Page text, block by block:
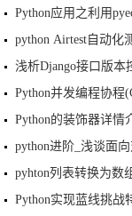
Python应用之利用
python Airtest自动化
浅析Django接口版本
Python的装饰器详情
python进阶_浅谈面
pyhton列表转换为数
Python实现蓝线挑战